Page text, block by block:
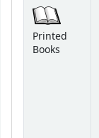
Printed
Books